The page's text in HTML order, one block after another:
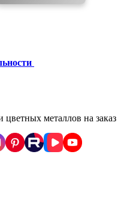
цветных металлов на заказ